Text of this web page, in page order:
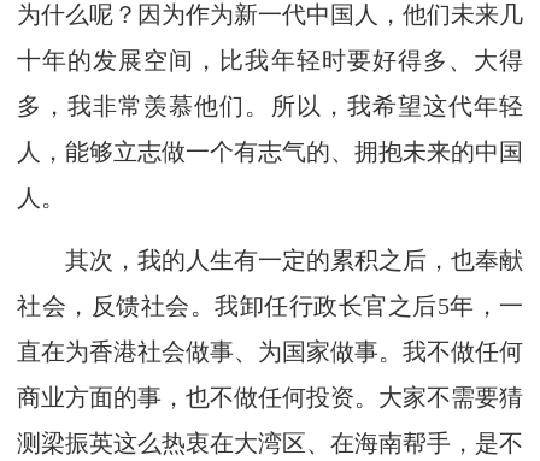
为什么呢？因为作为新一代中国人，他们未来几
十年的发展空间，比我年轻时要好得多、大得
多，我非常羡慕他们。所以，我希望这代年轻
人，能够立志做一个有志气的、拥抱未来的中国
人。
其次，我的人生有一定的累积之后，也奉献
社会，反馈社会。我卸任行政长官之后5年，一
直在为香港社会做事、为国家做事。我不做任何
商业方面的事，也不做任何投资。大家不需要猜
测梁振英这么热衷在大湾区、在海南帮手，是不